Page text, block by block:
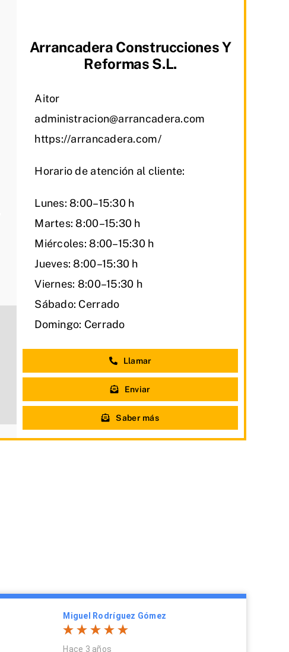
Arrancadera Construcciones Y
Reformas S.L.
Aitor
administracion@arrancadera.com
https://arrancadera.com/
Horario de atención al cliente:
Lunes: 8:00–15:30 h
Martes: 8:00–15:30 h
Miércoles: 8:00–15:30 h
Jueves: 8:00–15:30 h
Viernes: 8:00–15:30 h
Sábado: Cerrado
Domingo: Cerrado
Llamar
Enviar
Saber más
Miguel Rodríguez Gómez
Hace 3 años